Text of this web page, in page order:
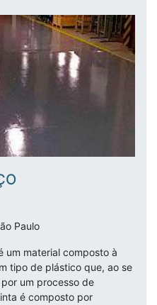
Paulo
um material composto à
tipo de plástico que, ao se
um processo de
é composto por